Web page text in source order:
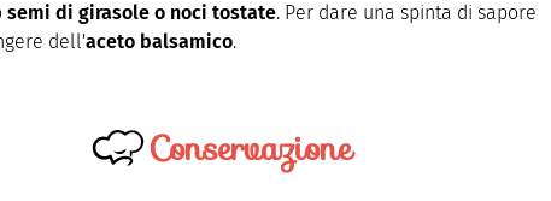
semi di girasole o noci tostate. Per dare una spinta di sapore
dell'aceto balsamico.
Conservazione